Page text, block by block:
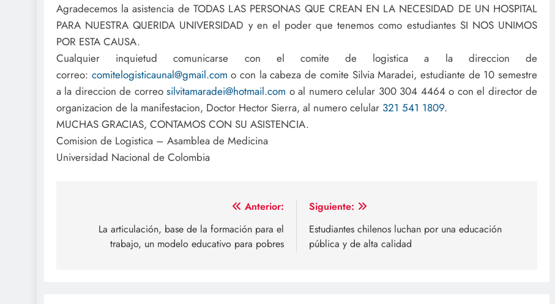
Agradecemos la asistencia de TODAS LAS PERSONAS QUE CREAN EN LA NECESIDAD DE UN HOSPITAL
PARA NUESTRA QUERIDA UNIVERSIDAD y en el poder que tenemos como estudiantes SI NOS UNIMOS
POR ESTA CAUSA.
Cualquier inquietud comunicarse con el comite de logistica a la direccion de
correo: comitelogisticaunal@gmail.com o con la cabeza de comite Silvia Maradei, estudiante de 10 semestre
a la direccion de correosilvitamaradei@hotmail.com o al numero celular 300 304 4464 o con el director de
organizacion de la manifestacion, Doctor Hector Sierra, al numero celular 321 541 1809.
MUCHAS GRACIAS, CONTAMOS CON SU ASISTENCIA.
Comision de Logistica – Asamblea de Medicina
Universidad Nacional de Colombia
entradas
Anterior:
La articulación, base de la formación para el
trabajo, un modelo educativo para pobres
Siguiente:
Estudiantes chilenos luchan por una educación
pública y de alta calidad